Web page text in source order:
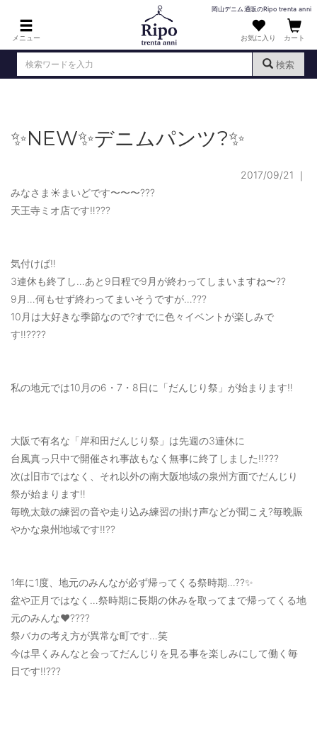
メニュー
岡山デニム通販のRipo trenta anni
お気に入り カート
検索
MENS : メンズ
PANTS : パンツ
TOPS : トップス
SHIRT : シャツ
OUTERS : アウター
DENIM : デニム
TOPS : トップス
OUTERS : アウター
OUTLET : アウトレット
MENS : メンズ
新規会員登録
お買い物カゴ
特定商取引法に基づく表記
✨NEW✨デニムパンツ?✨
2017/09/21 ｜
みなさま☀️まいどです〜〜〜???
天王寺ミオ店です‼️???
気付けば‼️
3連休も終了し…あと9日程で9月が終わってしまいますね〜??
9月…何もせず終わってまいそうですが…???
10月は大好きな季節なので?すでに色々イベントが楽しみで
す‼️????
私の地元では10月の6・7・8日に「だんじり祭」が始まります‼️
大阪で有名な「岸和田だんじり祭」は先週の3連休に
台風真っ只中で開催され事故もなく無事に終了しました‼️???
次は旧市ではなく、それ以外の南大阪地域の泉州方面でだんじり
祭が始まります‼️
毎晩太鼓の練習の音や走り込み練習の掛け声などが聞こえ?毎晩賑
やかな泉州地域です‼️??
1年に1度、地元のみんなが必ず帰ってくる祭時期…??✨
盆や正月ではなく…祭時期に長期の休みを取ってまで帰ってくる地
元のみんな❤️????
祭バカの考え方が異常な町です…笑
今は早くみんなと会ってだんじりを見る事を楽しみにして働く毎
日です‼️???